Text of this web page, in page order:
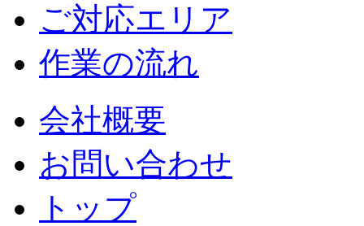
ご対応エリア
作業の流れ
会社概要
お問い合わせ
トップ